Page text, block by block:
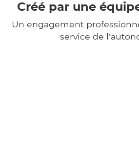
Créé par une
Un engagement
service de